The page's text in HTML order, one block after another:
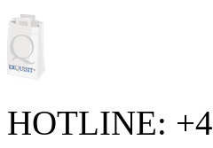
HOTLINE: